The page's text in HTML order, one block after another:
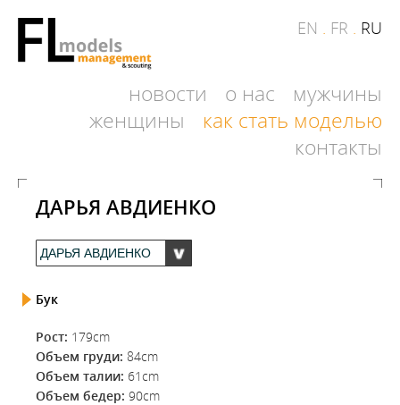
EN . FR . RU
новости о нас
мужчины
женщины
как стать моделью
контакты
ДАРЬЯ АВДИЕНКО
Бук
Рост: 179cm
Объем груди: 84cm
Объем талии: 61cm
Объем бедер: 90cm